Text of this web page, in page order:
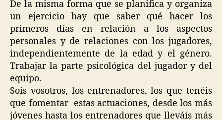
De la misma forma que se planifica y organiza
un ejercicio hay que saber qué hacer los
primeros días en relación a los aspectos
personales y de relaciones con los jugadores,
independientemente de la edad y el género.
Trabajar la parte psicológica del jugador y del
equipo.
Sois vosotros, los entrenadores, los que tenéis
que fomentar estas actuaciones, desde los más
jóvenes hasta los entrenadores que lleváis más